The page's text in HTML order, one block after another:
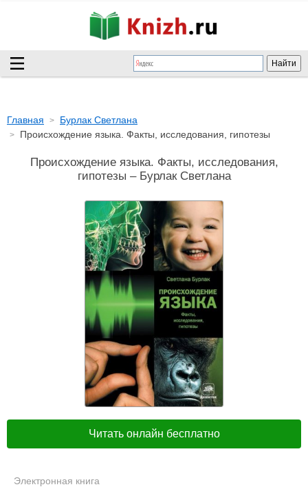
Главная
Бурлак Светлана
Происхождение языка. Факты, исследования, гипотезы
Происхождение языка. Факты, исследования,
гипотезы – Бурлак Светлана
Читать онлайн бесплатно
Электронная книга